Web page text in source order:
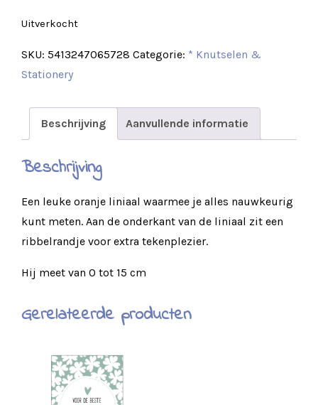
Uitverkocht
SKU: 5413247065728 Categorie: * Knutselen &
Stationery
Beschrijving Aanvullende informatie
Beschrijving
Een leuke oranje liniaal waarmee je alles nauwkeurig
kunt meten. Aan de onderkant van de liniaal zit een
ribbelrandje voor extra tekenplezier.
Hij meet van 0 tot 15 cm
Gerelateerde producten